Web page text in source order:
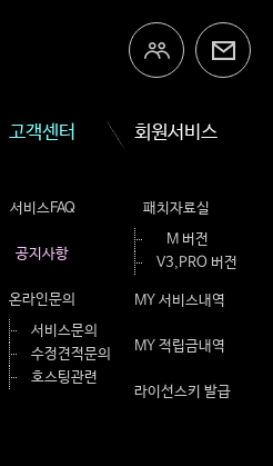
고객센터
서비스FAQ
공지사항
온라인문의
서비스문의
수정견적문의
호스팅관련
회원서비스
패치자료실
M 버전
V3,PRO 버전
MY 서비스내역
MY 적립금내역
라이선스키 발급